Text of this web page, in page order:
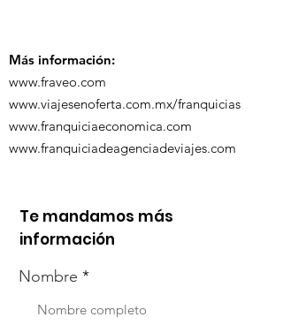
Más información:
www.fraveo.com
www.viajesenoferta.com.mx/franquicias
www.franquiciaeconomica.com
www.franquiciadeagenciadeviajes.com
Te mandamos más
información
Nombre